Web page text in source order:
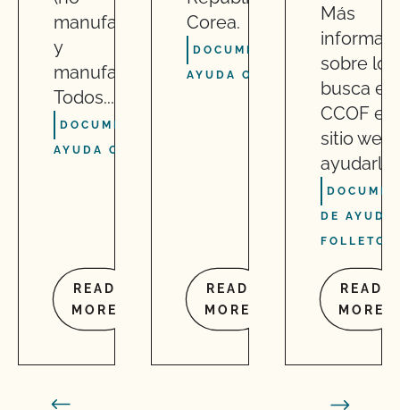
manufacturados
y
manufacturados).
Todos...
DOCUMENTOS DE
AYUDA O FOLLETO
READ
MORE
Corea.
DOCUMENTOS DE
AYUDA O FOLLETO
READ
MORE
Más
sobre lo
busca el
CCOF
sitio web
DE AYUDA
FOLLETO
READ
MORE